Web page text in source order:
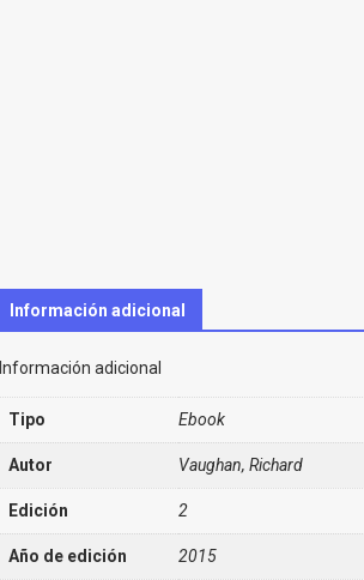
Información adicional
Información adicional
Tipo Ebook
Autor Vaughan, Richard
Edición 2
Año de edición 2015